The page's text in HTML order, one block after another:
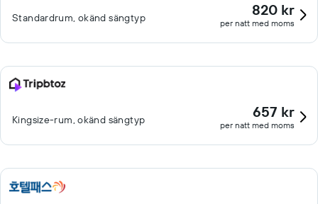
Standardrum, okänd sängtyp 820 kr
per natt med moms
Kingsize-rum, okänd sängtyp 657 kr
per natt med moms